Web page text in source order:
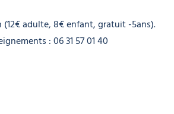
adulte, 8€ enfant, gratuit -5ans).
: 06 31 57 01 40